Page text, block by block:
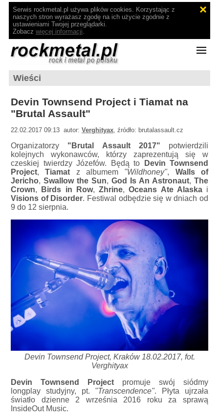
Serwis rockmetal.pl używa plików cookies. Korzystając z
naszych stron wyrażasz zgodę na ich użycie zgodnie z
ustawieniami Twojej przeglądarki.
Zobacz więcej informacji.
Wieści
Devin Townsend Project i Tiamat na
"Brutal Assault"
22.02.2017 09:13 autor:Verghityax, źródło: brutalassault.cz
Organizatorzy "Brutal Assault 2017" potwierdzili
kolejnych wykonawców, którzy zaprezentują się w
czeskiej twierdzy Józefów. Będą to
Devin Townsend
Project,Tiamat z albumem "Wildhoney", Walls of
Jericho,Swallow the Sun,God Is An Astronaut,The
Crown, Birds in Row,Zhrine,Oceans Ate Alaskai
Visions of Disorder. Festiwal odbędzie się w dniach od
9 do 12 sierpnia.
Devin Townsend Project, Kraków 18.02.2017, fot.
Verghityax
Devin Townsend Project promuje swój siódmy
longplay studyjny, pt. "Transcendence". Płyta ujrzała
światło dzienne 2 września 2016 roku za sprawą
InsideOut Music.